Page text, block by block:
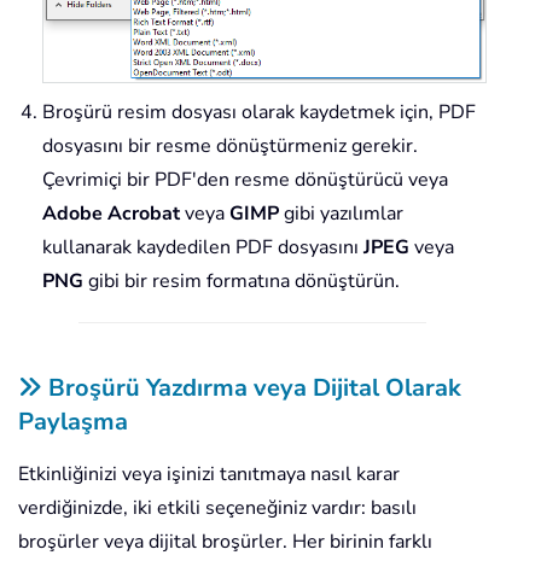
Broşürü resim dosyası olarak kaydetmek için, PDF
dosyasını bir resme dönüştürmeniz gerekir.
Çevrimiçi bir PDF'den resme dönüştürücü veya
Adobe AcrobatveyaGIMPgibi yazılımlar
kullanarak kaydedilen PDF dosyasını JPEG veya
PNG gibi bir resim formatına dönüştürün.
Broşürü Yazdırma veya Dijital Olarak
Paylaşma
Etkinliğinizi veya işinizi tanıtmaya nasıl karar
verdiğinizde, iki etkili seçeneğiniz vardır: basılı
broşürler veya dijital broşürler. Her birinin farklı